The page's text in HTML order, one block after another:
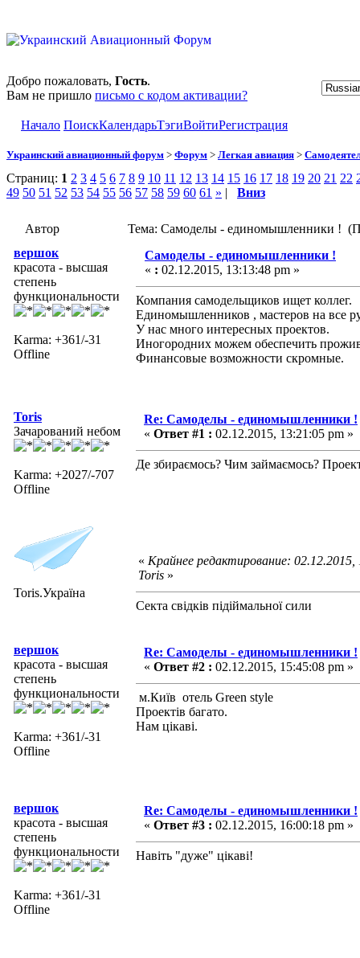
Добро пожаловать, Гость.
Вам не пришло письмо с кодом активации?
Начало ПоискКалендарьТэгиВойтиРегистрация
Украинский авиационный форум > Форум > Легкая авиация >
Страниц: 1 2 3 4 5 6 7 8 9 10 11 12 13 14 15 16 17 18 19 20 21 22
49 50 51 52 53 54 55 56 57 58 59 60 61 » | Вниз
Автор
Тема: Самоделы - единомышленники !
вершок
красота - высшая
степень
функциональности
Karma: +361/-31
Offline
Самоделы - единомышленники !
« : 02.12.2015, 13:13:48 pm »
Компания самодельщиков ищет коллег.
Единомышленников , мастеров на все
У нас много интересных проектов.
Иногородних можем обеспечить
Финансовые возможности скромные.
Toris
Зачарований небом
Karma: +2027/-707
Offline
Toris.Україна
Re: Самоделы - единомышленники !
« Ответ #1 : 02.12.2015, 13:21:05 pm »
Де збираємось? Чим займаємось?
« Крайнее редактирование:
Toris »
Секта свідків підіймальної сили
вершок
красота - высшая
степень
функциональности
Karma: +361/-31
Offline
Re: Самоделы - единомышленники !
« Ответ #2 : 02.12.2015, 15:45:08 pm »
м.Київ отель Green style
Проектів багато.
Нам цікаві.
вершок
красота - высшая
степень
функциональности
Karma: +361/-31
Offline
Re: Самоделы - единомышленники !
« Ответ #3 : 02.12.2015, 16:00:18 pm »
Навіть "дуже" цікаві!